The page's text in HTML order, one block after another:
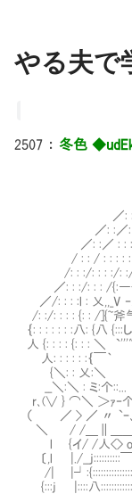
やる夫で
2507 ： 冬色
'"￣
／: : : : : : :j: :
／: :／: : : : : :|:
／: :／ : : : | : : : :
/ : : / : : : : : j: : : :
/: : :/: : : :/: :/{: : :
／: : :/: : : /{:―-|､:
／/: : : :l : 乂,,_V ‐
/: :/: : : : {: : /]{~斧
｛: : : : : : :八: {八
人 {: : : : {: : : ＼
人: : : : : :｛￣
{＼: : 乂:＼ ､
__＼:＼ : ミ:个
r､(∨ } ⌒＼ ＞ｧ‐个ｰ
（ ／ > ／ 〃 `
＼ / /＿∥＿＿
l {イ/ /人<> o
〔,l |./__j::::::::::
/|
{:::j |::::八